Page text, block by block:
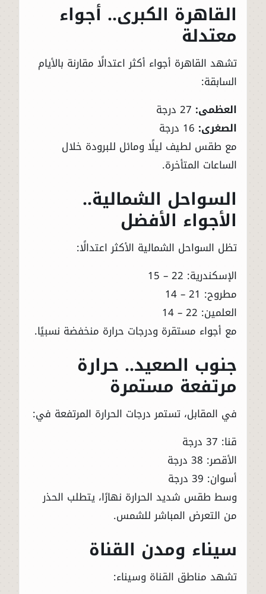
القاهرة الكبرى.. أجواء
معتدلة
تشهد القاهرة أجواء أكثر اعتدالًا مقارنة بالأيام
السابقة:
العظمى:
الصغرى:
مع طقس لطيف ليلًا ومائل للبرودة خلال
الساعات المتأخرة.
السواحل الشمالية..
الأجواء الأفضل
تظل السواحل الشمالية الأكثر اعتدالًا:
الإسكندرية: 22 – 15
مطروح: 21 – 14
العلمين: 22 – 14
مع أجواء مستقرة ودرجات حرارة منخفضة نسبيًا.
جنوب الصعيد.. حرارة
مرتفعة مستمرة
في المقابل، تستمر درجات الحرارة المرتفعة في:
قنا: 37 درجة
الأقصر: 38 درجة
أسوان: 39 درجة
وسط طقس شديد الحرارة نهارًا، يتطلب الحذر
من التعرض المباشر للشمس.
سيناء ومدن القناة
تشهد مناطق القناة وسيناء: